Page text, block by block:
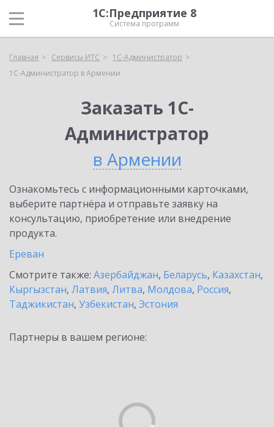
1С:Предприятие 8
Система программ
Главная Сервисы ИТС
1С-Администратор
1С-Администратор в Армении
Заказать 1С-
Администратор
в Армении
Ознакомьтесь с информационными карточками,
выберите партнёра и отправьте заявку на
консультацию, приобретение или внедрение
продукта.
Ереван
Смотрите также: Азербайджан, Беларусь, Казахстан,
Кыргызстан, Латвия, Литва, Молдова, Россия,
Таджикистан, Узбекистан, Эстония
Партнеры в вашем регионе: